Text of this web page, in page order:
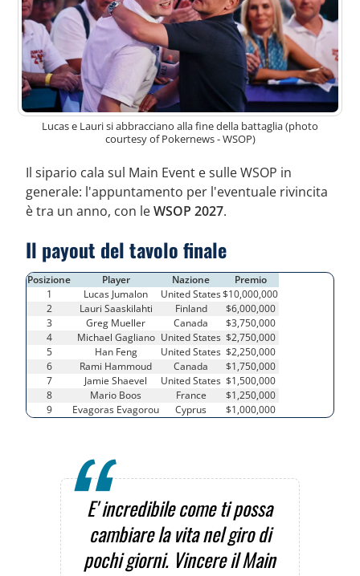
Lucas e Lauri si abbracciano alla fine della battaglia (photo
courtesy of Pokernews - WSOP)
Il sipario cala sul Main Event e sulle WSOP in
generale: l'appuntamento per l'eventuale rivincita
è tra un anno, con leWSOP 2027.
Il payout del tavolo finale
Posizione Player Nazione
Premio
1
Lucas Jumalon United States$10,000,000
2
Lauri Saaskilahti Finland
$6,000,000
3
Greg Mueller Canada
$3,750,000
4
Michael Gagliano United States $2,750,000
5
Han Feng United States $2,250,000
6
Rami Hammoud Canada
$1,750,000
7
Jamie Shaevel United States $1,500,000
8
Mario Boos France
$1,250,000
9
Evagoras Evagorou Cyprus $1,000,000
E' incredibile come ti possa
cambiare la vita nel giro di
pochi giorni. Vincere il Main